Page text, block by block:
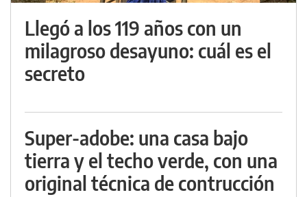
Llegó a los 119 años con un
milagroso desayuno: cuál es el
secreto
Super-adobe: una casa bajo
tierra y el techo verde, con una
original técnica de contrucción